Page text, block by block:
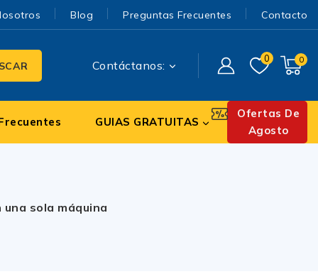
Blog Preguntas Frecuentes Contacto
Contáctanos: 0 0
GUIAS GRATUITAS
Ofertas De
Agosto
sola máquina